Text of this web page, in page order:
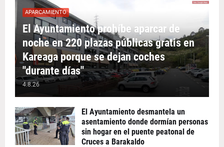
APARCAMIENTO
El Ayuntamiento prohíbe aparcar de
noche en 220 plazas públicas gratis en
Kareaga porque se dejan coches
"durante días"
4.8.26
El Ayuntamiento desmantela un
asentamiento donde dormían personas
sin hogar en el puente peatonal de
Cruces a Barakaldo